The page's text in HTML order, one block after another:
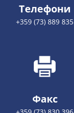
Телефони
+359 (73) 889 835
Факс